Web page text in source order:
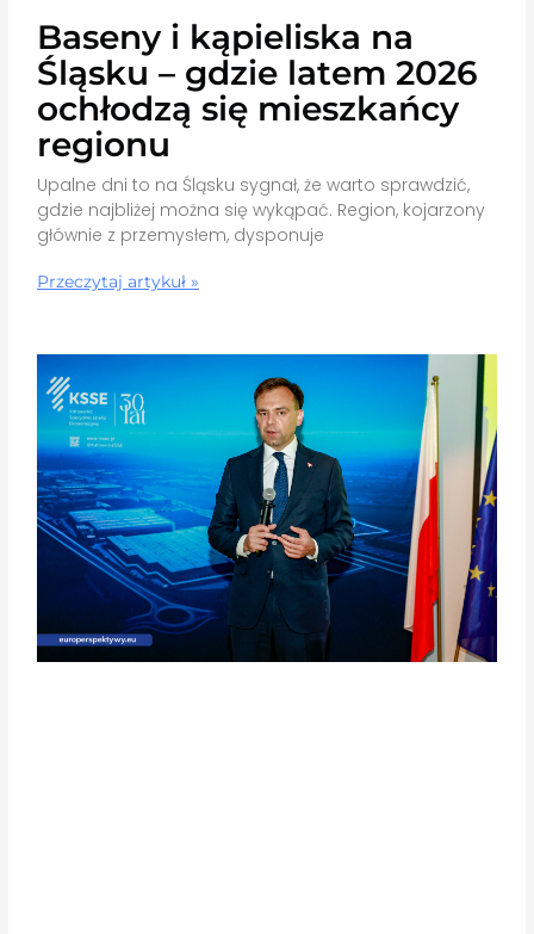
Baseny i kąpieliska na
Śląsku – gdzie latem 2026
ochłodzą się mieszkańcy
regionu
Upalne dni to na Śląsku sygnał, że warto sprawdzić,
gdzie najbliżej można się wykąpać. Region, kojarzony
głównie z przemysłem, dysponuje
Przeczytaj artykuł »